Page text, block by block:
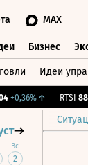
MAX
Бизнес
Идеи
+0,36%↑ RTSI
Вс
2